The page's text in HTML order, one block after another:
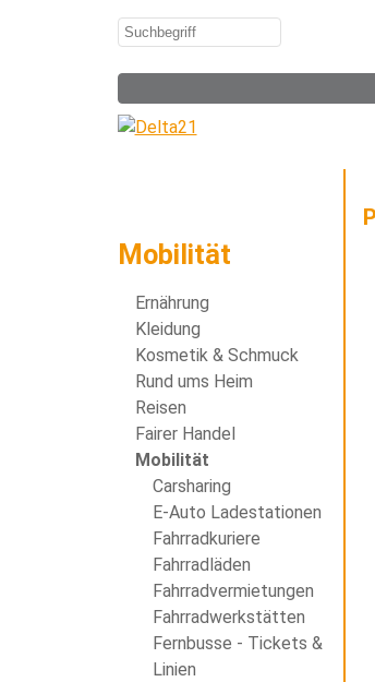
Mobilität
Ernährung
Kleidung
Kosmetik & Schmuck
Rund ums Heim
Reisen
Fairer Handel
Mobilität
Carsharing
E-Auto Ladestationen
Fahrradkuriere
Fahrradläden
Fahrradvermietungen
Fahrradwerkstätten
Fernbusse - Tickets &
Linien